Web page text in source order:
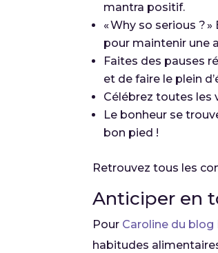
mantra positif.
« Why so serious ?
pour maintenir une
Faites des pauses
et de faire le plein
Célébrez toutes les
Le bonheur se
bon pied !
Retrouvez tous les
Anticiper en
Pour Caroline du blog
habitudes